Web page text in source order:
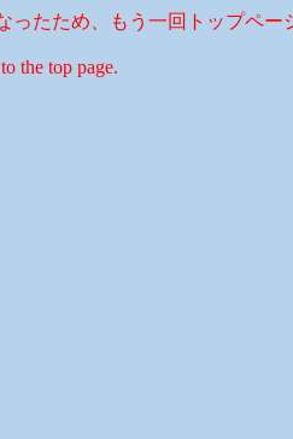
ったため、もう一回トップペー
the top page.